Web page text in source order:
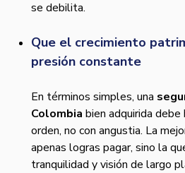
se debilita.
Que el crecimiento
presión constante
En términos simples, una
Colombia bien adquirida debe
orden, no con angustia. La
apenas logras pagar, sino la
tranquilidad y visión de largo